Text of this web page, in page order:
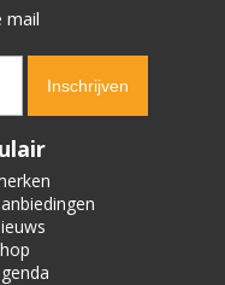
mail